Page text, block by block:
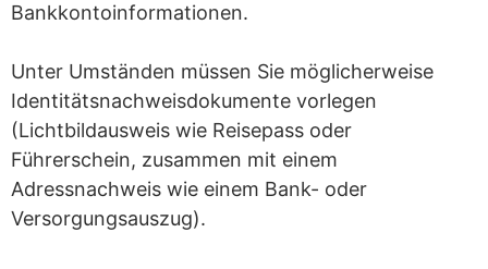
Bankkontoinformationen.
Unter Umständen müssen Sie möglicherweise
Identitätsnachweisdokumente vorlegen
(Lichtbildausweis wie Reisepass oder
Führerschein, zusammen mit einem
Adressnachweis wie einem Bank- oder
Versorgungsauszug).